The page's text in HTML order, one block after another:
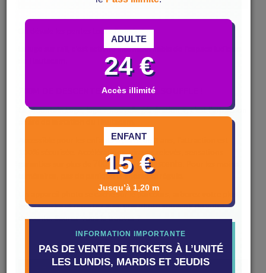
On dévale les pentes toute l'année !
La luge sur rail, c'est activité incontournable de l'espace ludique
700M DE DESCENTE À COUPER LE SOUFFLE !
La Mountain Luge, luge « nouvelle génération », c'est l'attraction
phare de la station du Hautacam.
Accessible pour les enfants à partir de 3 ans, l'attraction est
100% sécurisée. Accélérations, virages relevés, sensations
700 mètres de descente
téméraires, pas de panique la vitesse se régule.
Un appareil photo se cache sur le parcours, arborez votre plus
beau sourire et repartez avec une photo souvenir de votre
descente. Saurez-vous le trouver ?
ADULTE
24 €
Accès illimité
ENFANT
15 €
Jusqu’à 1,20 m
INFORMATION IMPORTANTE
PAS DE VENTE DE TICKETS À L’UNITÉ
LES LUNDIS, MARDIS ET JEUDIS